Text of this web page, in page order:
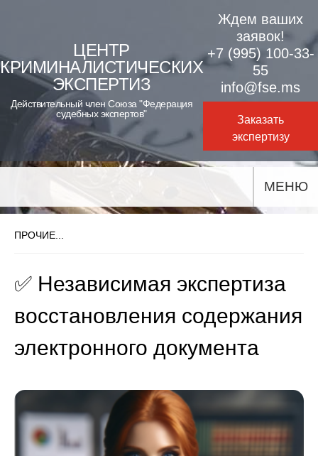
content
ЦЕНТР
КРИМИНАЛИСТИЧЕСКИХ
ЭКСПЕРТИЗ
Действительный член Союза "Федерация
судебных экспертов"
Ждем ваших
заявок!
+7 (995) 100-33-
55
info@fse.ms
Заказать
экспертизу
МЕНЮ
ПРОЧИЕ...
✅ Независимая экспертиза
восстановления содержания
электронного документа